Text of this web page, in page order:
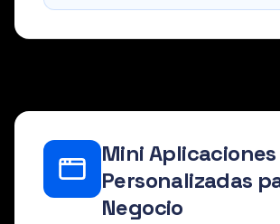
Mini Aplicaciones
Personalizadas
Negocio